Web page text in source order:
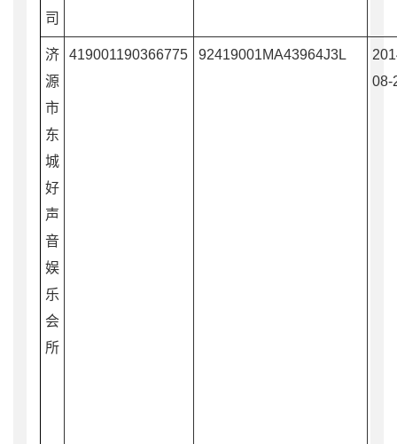
司
济
源
市
东
城
好
声
音
娱
乐
会
所
419001190366775 92419001MA43964J3L
08-